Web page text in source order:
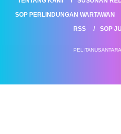
SOP PERLINDUNGAN WARTAWAN
RSS
SOP